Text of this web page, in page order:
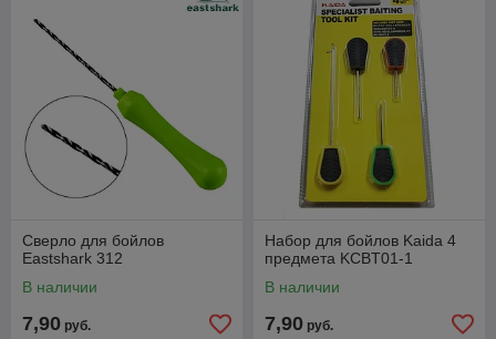
Сверло для бойлов
Eastshark 312
В наличии
7,90 руб.
Набор для бойлов Kaida 4
предмета KCBT01-1
В наличии
7,90 руб.